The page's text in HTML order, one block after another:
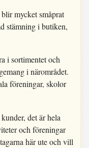
mycket småprat
stämning i butiken,
i sortimentet och
i närområdet.
föreningar, skolor
det är hela
och föreningar
här ute och vill